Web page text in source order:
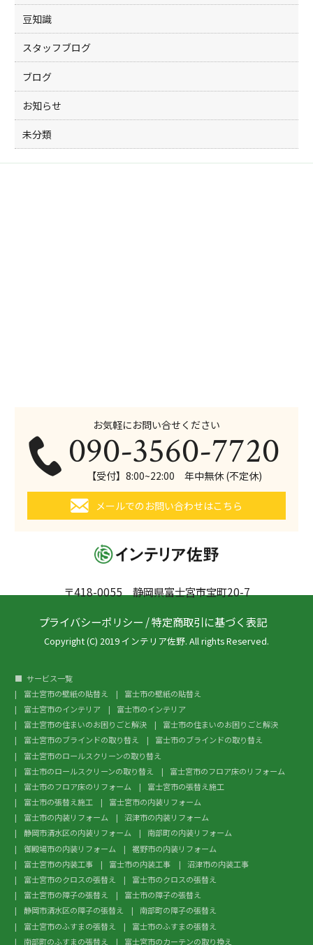
豆知識
スタッフブログ
ブログ
お知らせ
未分類
〒418-0055 静岡県富士宮市宝町20-7
お気軽にお問い合せください
090-3560-7720
【受付】8:00~22:00 年中無休 (不定休)
メールでのお問い合わせはこちら
プライバシーポリシー /特定商取引に基づく表記
Copyright (C) 2019 インテリア佐野. All rights Reserved.
サービス一覧
富士宮市の壁紙の貼替え
富士市の壁紙の貼替え
富士宮市のインテリア
富士市のインテリア
富士宮市の住まいのお困りごと解決
富士市の住まいのお困りごと解決
富士宮市のブラインドの取り替え
富士市のブラインドの取り替え
富士宮市のロールスクリーンの取り替え
富士市のロールスクリーンの取り替え
富士宮市のフロア床のリフォーム
富士市のフロア床のリフォーム
富士宮市の張替え施工
富士市の張替え施工
富士宮市の内装リフォーム
富士市の内装リフォーム
沼津市の内装リフォーム
静岡市清水区の内装リフォーム
南部町の内装リフォーム
御殿場市の内装リフォーム
裾野市の内装リフォーム
富士宮市の内装工事
富士市の内装工事
沼津市の内装工事
富士宮市のクロスの張替え
富士市のクロスの張替え
富士宮市の障子の張替え
富士市の障子の張替え
静岡市清水区の障子の張替え
南部町の障子の張替え
富士宮市のふすまの張替え
富士市のふすまの張替え
南部町のふすまの張替え
富士宮市のカーテンの取り換え